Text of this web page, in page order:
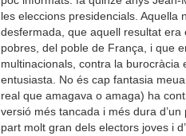
les eleccions presidencials.
desfermada, que aquell resultat
pobres, del poble de França, i que
multinacionals, contra la
entusiasta. No és cap fantasia
real que amagava o amaga) ha
versió més tancada i més dura
part molt gran dels electors joves i